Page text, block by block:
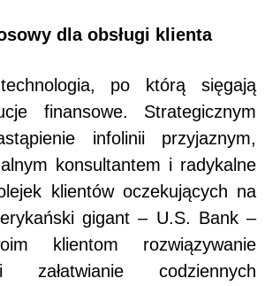
dla obsługi klienta
po którą sięgają
finansowe. Strategicznym
infolinii przyjaznym,
konsultantem i radykalne
klientów oczekujących na
gigant – U.S. Bank –
klientom rozwiązywanie
codziennych